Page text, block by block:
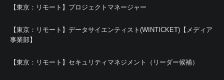
【東京：リモート】プロジェクトマネージャー
【東京：リモート】データサイエンティスト(WINTICKET)【メディア
事業部】
【東京：リモート】セキュリティマネジメント（リーダー候補）